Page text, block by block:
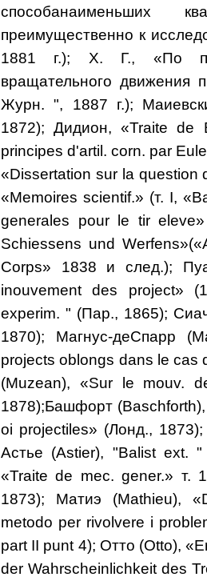
способанаименьших
преимущественно к
1881 г.); Х. Г., «По
вращательного движения
Журн. ", 1887 г.);
1872); Дидион, «Traite de
principes d'artil. corn. par
«Dissertation sur la question
«Memoires scientif.» (т. I,
generales pour le tir
Schiessens und
Corps» 1838 и след.);
inouvement des project»
experim. " (Пар., 1865);
1870); Магнус-деСпарр
projects oblongs dans le
(Muzean), «Sur le mouv.
1878);Башфорт
oi projectiles» (Лонд.,
Астье (Astier), "Balist ext.
«Traite de mec. gener.» т.
1873); Матиэ (Mathieu),
metodo per rivolvere i
part II punt 4); Отто (Otto),
der Wahrscheinlichkeit des